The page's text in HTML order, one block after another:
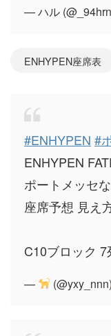
— ハル
ENHYPEN座席表
#ENHYPEN #
ENHYPEN
ポートメッセ
座席予想 見え
C10ブロック 7
—